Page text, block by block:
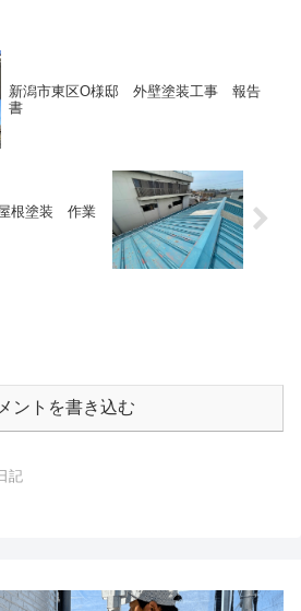
新潟市東区O様邸 外壁塗装工事 報告
書
根塗装 作業
ントを書き込む
記